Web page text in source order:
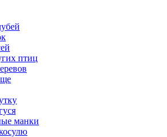
птиц
манки